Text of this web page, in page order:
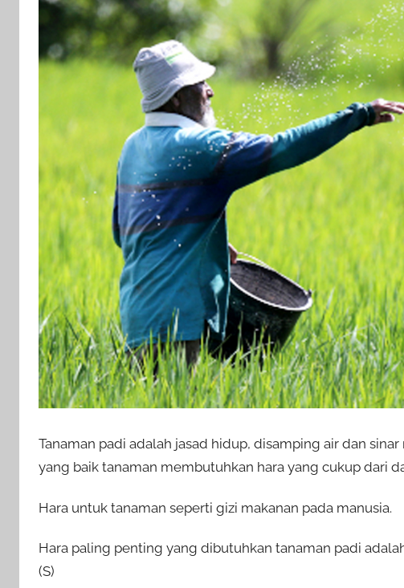
Tanaman padi adalah jasad hidup, disamping air dan
yang baik tanaman membutuhkan hara yang cukup dari
Hara untuk tanaman seperti gizi makanan pada manusia.
Hara paling penting yang dibutuhkan tanaman padi
(S)